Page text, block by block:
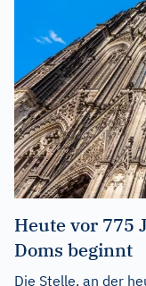
Heute vor 775
Doms beginnt
Die Stelle, an der